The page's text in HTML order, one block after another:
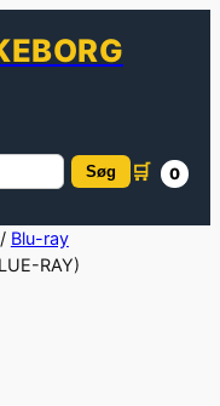
Søg 🛒 0
Blu-ray
RAY)